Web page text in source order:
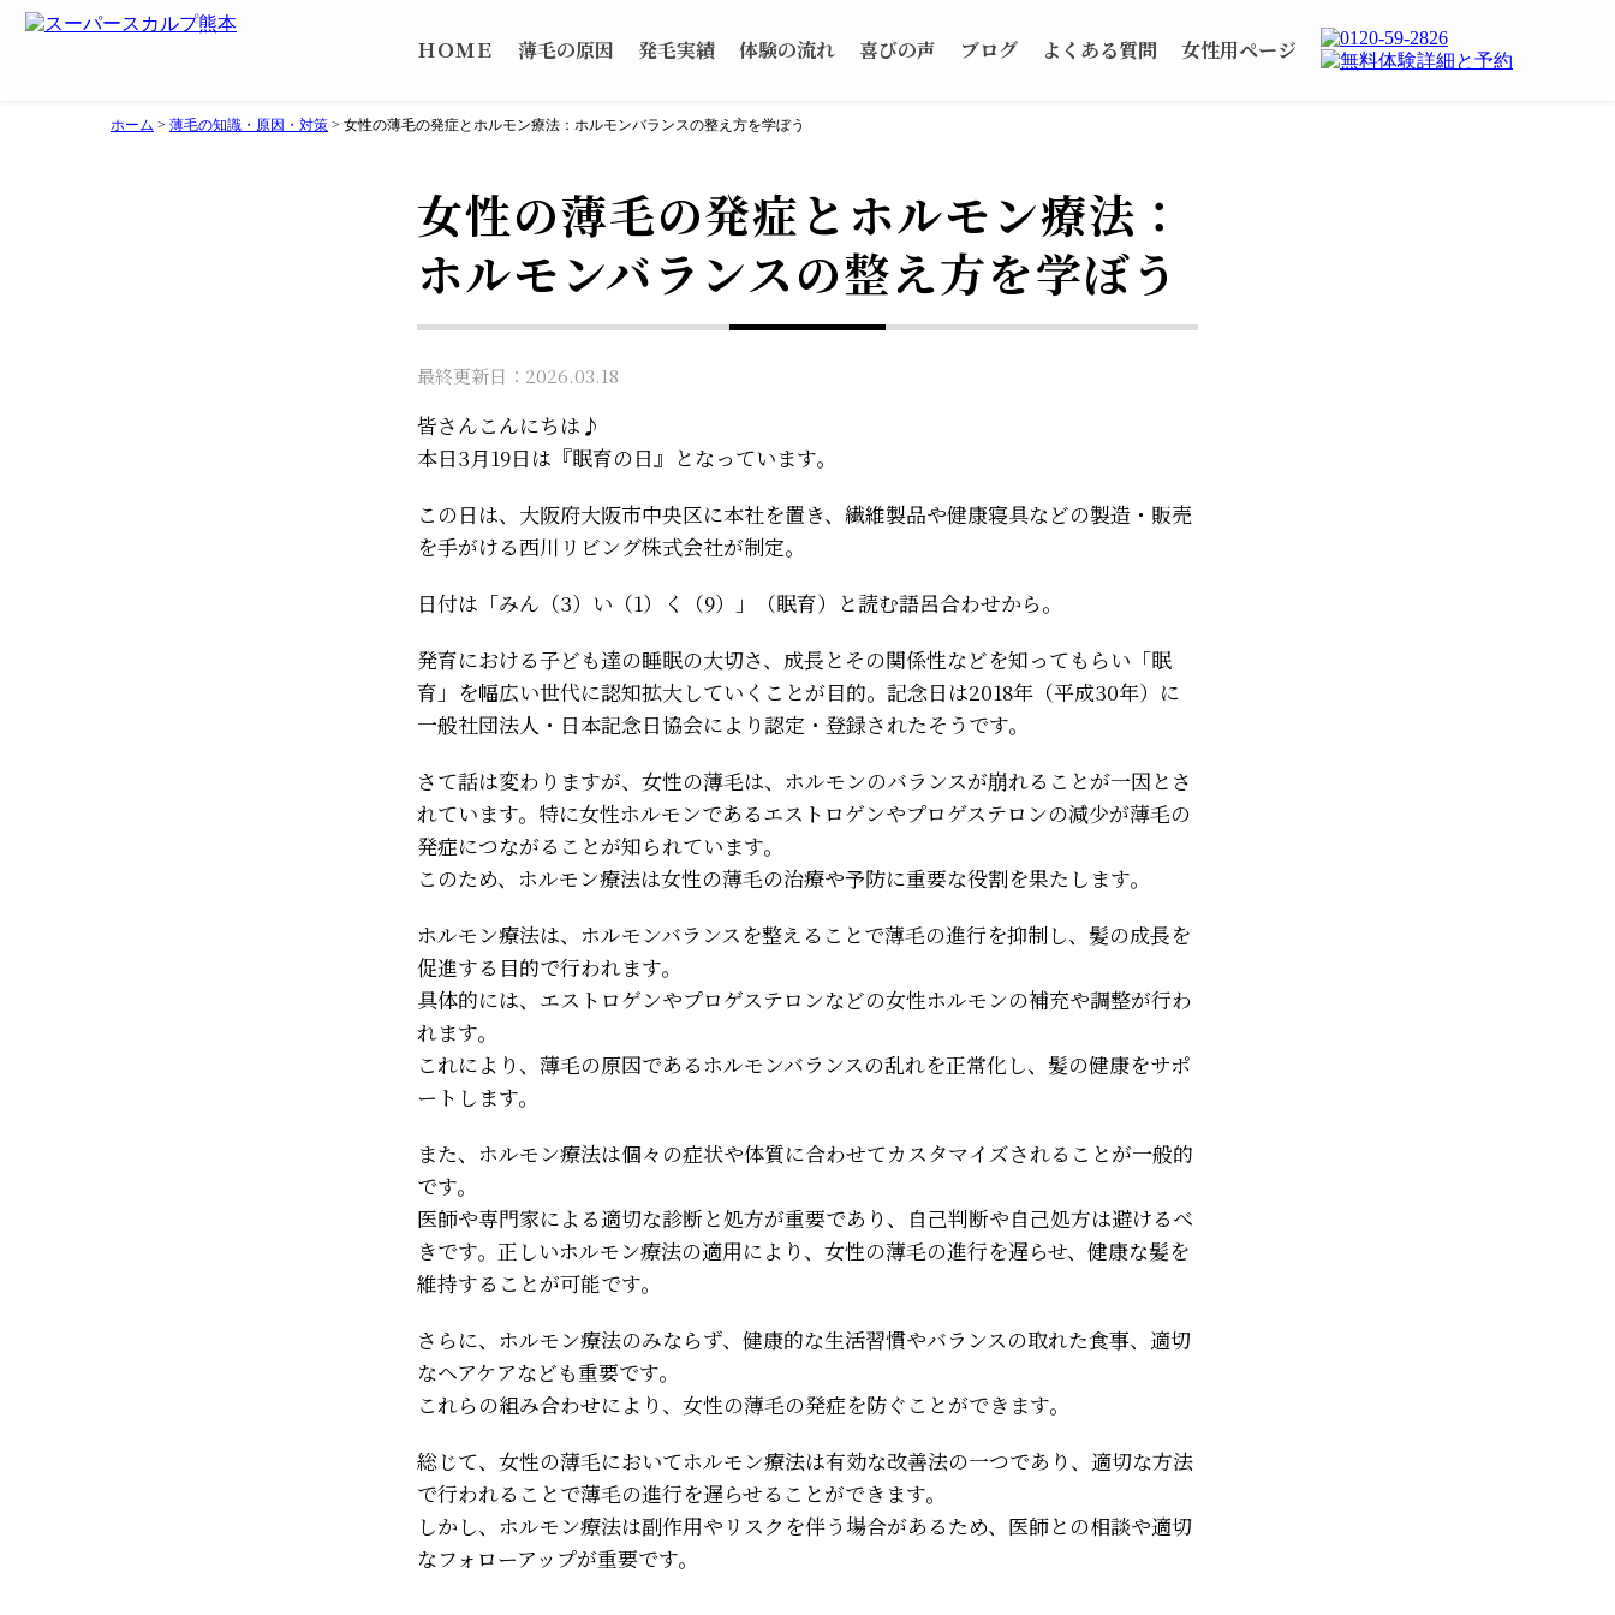
ＨＯＭＥ 薄毛の原因 発毛実績 体験の流れ 喜びの声 ブログ よくある質問 女性用ページ
ホーム > 薄毛の知識・原因・対策 > 女性の薄毛の発症とホルモン療法：ホルモンバランスの整え方を学ぼう
女性の薄毛の発症とホルモン療法：
ホルモンバランスの整え方を学ぼう
最終更新日：2026.03.18
皆さんこんにちは♪
本日3月19日は『眠育の日』となっています。
この日は、大阪府大阪市中央区に本社を置き、繊維製品や健康寝具などの製造・販売
を手がける西川リビング株式会社が制定。
日付は「みん（3）い（1）く（9）」（眠育）と読む語呂合わせから。
発育における子ども達の睡眠の大切さ、成長とその関係性などを知ってもらい「眠
育」を幅広い世代に認知拡大していくことが目的。記念日は2018年（平成30年）に
一般社団法人・日本記念日協会により認定・登録されたそうです。
さて話は変わりますが、女性の薄毛は、ホルモンのバランスが崩れることが一因とさ
れています。特に女性ホルモンであるエストロゲンやプロゲステロンの減少が薄毛の
発症につながることが知られています。
このため、ホルモン療法は女性の薄毛の治療や予防に重要な役割を果たします。
ホルモン療法は、ホルモンバランスを整えることで薄毛の進行を抑制し、髪の成長を
促進する目的で行われます。
具体的には、エストロゲンやプロゲステロンなどの女性ホルモンの補充や調整が行わ
れます。
これにより、薄毛の原因であるホルモンバランスの乱れを正常化し、髪の健康をサポ
ートします。
また、ホルモン療法は個々の症状や体質に合わせてカスタマイズされることが一般的
です。
医師や専門家による適切な診断と処方が重要であり、自己判断や自己処方は避けるべ
きです。正しいホルモン療法の適用により、女性の薄毛の進行を遅らせ、健康な髪を
維持することが可能です。
さらに、ホルモン療法のみならず、健康的な生活習慣やバランスの取れた食事、適切
なヘアケアなども重要です。
これらの組み合わせにより、女性の薄毛の発症を防ぐことができます。
総じて、女性の薄毛においてホルモン療法は有効な改善法の一つであり、適切な方法
で行われることで薄毛の進行を遅らせることができます。
しかし、ホルモン療法は副作用やリスクを伴う場合があるため、医師との相談や適切
なフォローアップが重要です。